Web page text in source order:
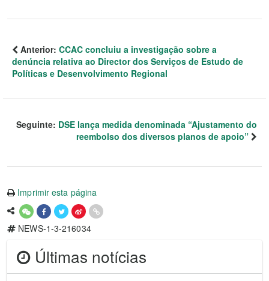
Anterior: CCAC concluiu a investigação sobre a
denúncia relativa ao Director dos Serviços de Estudo de
Políticas e Desenvolvimento Regional
Seguinte: DSE lança medida denominada “Ajustamento do
reembolso dos diversos planos de apoio”
Imprimir esta página
NEWS-1-3-216034
Últimas notícias